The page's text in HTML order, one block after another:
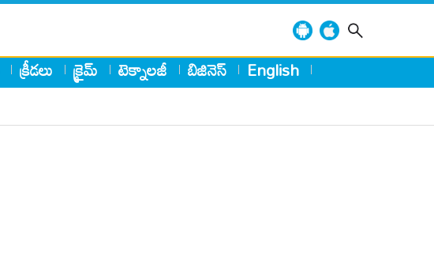
క్రీడలు క్రైమ్ టెక్నాలజీ బిజినెస్ English